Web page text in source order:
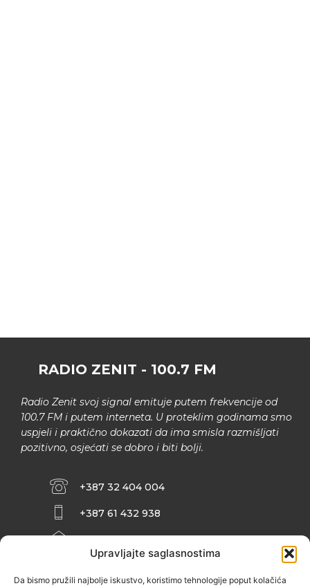
Upravljajte saglasnostima
Da bismo pružili najbolje iskustvo, koristimo tehnologije poput kolačića
RADIO ZENIT - 100.7 FM
Radio Zenit svoj signal emituje putem frekvencije od
100.7 FM i putem interneta. U proteklim godinama smo
uspjeli i praktično dokazati da ima smisla razmišljati
pozitivno, osjećati se dobro i biti bolji.
+387 32 404 004
+387 61 432 938
INFO@ZENIT.BA
ZENIČANKA, 3. SPRAT), 72000 ZENICA